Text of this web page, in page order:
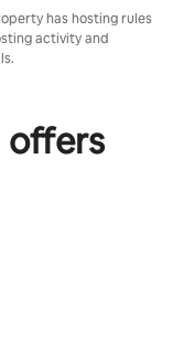
has hosting rules
activity and
offers